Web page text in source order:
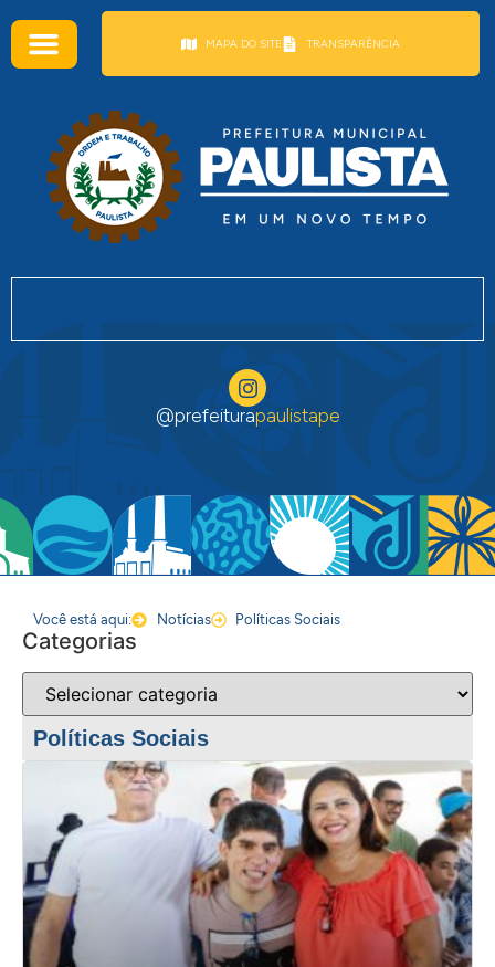
MAPA DO SITE TRANSPARÊNCIA
@prefeiturapaulistape
Você está aqui: Notícias Políticas Sociais
Categorias
Políticas Sociais